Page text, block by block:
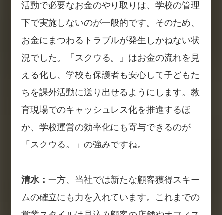
活動で必要なお金のやり取りは、学校の管理
下で実施しないのが一般的です。そのため、
お金にまつわるトラブルが発生しかねない状
況でした。「スクウる。」はお金の流れを見
える化し、学校も保護者も安心して子どもた
ちを課外活動に送り出せるようにします。教
育現場でのキャッシュレス化を推進するほ
か、学校運営の効率化にも寄与できるのが
「スクウる。」の強みですね。
清水： 一方、当社では新たな顧客獲得スキー
ムの確立にも力を入れています。これまでの